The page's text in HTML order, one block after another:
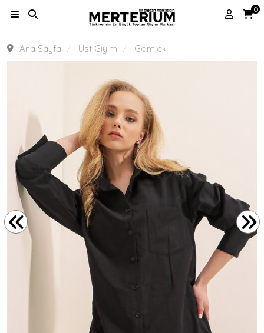
0
Ana Sayfa Üst Giyim Gömlek